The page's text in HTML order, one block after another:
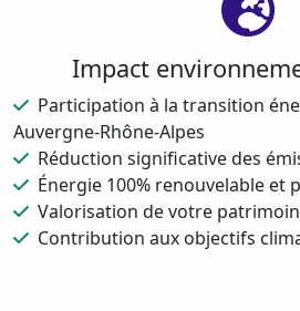
Impact
Participation à la transition
Auvergne-Rhône-Alpes
Réduction significative des
Énergie 100% renouvelable et
Valorisation de votre
Contribution aux objectifs